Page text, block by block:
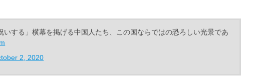
いする」横幕を掲げる中国人たち、この国ならではの恐ろしい光景であ
2, 2020